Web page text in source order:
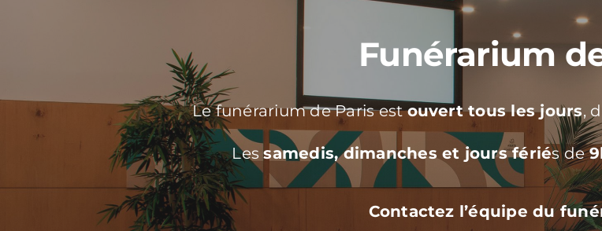
Funérarium
Le funérarium de Paris estouvert tous les jours,
Lessamedis, dimanches et jours fériés de
Contactez l’équipe du